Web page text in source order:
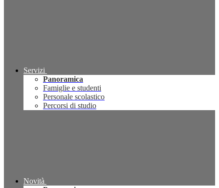
Servizi
Panoramica
Famiglie e studenti
Personale scolastico
Percorsi di studio
Novità